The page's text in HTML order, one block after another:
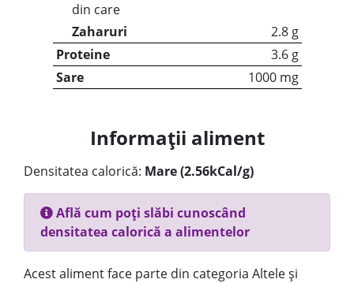
din care
Zaharuri
2.8 g
Proteine
3.6 g
Sare
1000 mg
Informații aliment
Densitatea calorică: Mare (2.56kCal/g)
Află cum poți slăbi cunoscând
densitatea calorică a alimentelor
Acest aliment face parte din categoria Altele și